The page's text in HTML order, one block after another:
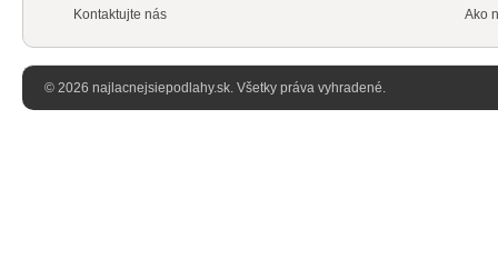
Kontaktujte nás Ako
© 2026 najlacnejsiepodlahy.sk. Všetky práva vyhradené.